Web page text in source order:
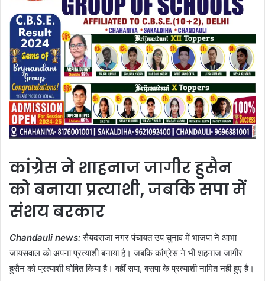
कांग्रेस ने शाहनाज जागीर हुसैन
को बनाया प्रत्याशी, जबकि सपा में
संशय बरकार
Chandauli news:सैयदराजा नगर पंचायत उप चुनाव में भाजपा ने आभा
जायसवाल को अपना प्रत्याशी बनाया है। जबकि कांग्रेस ने भी शहनाज जागीर
हुसैन को प्रत्याशी घोषित किया है। वहीं सपा, बसपा के प्रत्याशी नामित नही हुए है।